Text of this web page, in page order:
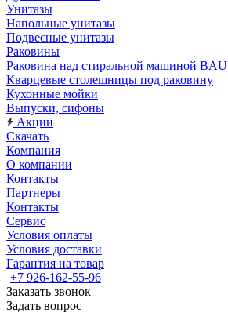
Унитазы
Напольные унитазы
Подвесные унитазы
Раковины
Раковина над стиральной машиной BAU
Кварцевые столешницы под раковину
Кухонные мойки
Выпуски, сифоны
Акции
Скачать
Компания
О компании
Контакты
Партнеры
Контакты
Сервис
Условия оплаты
Условия доставки
Гарантия на товар
+7 926-162-55-96
Заказать звонок
Задать вопрос